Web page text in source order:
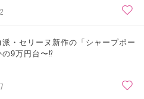
派・セリーヌ新作の「シャープポー
9万円台〜⁉